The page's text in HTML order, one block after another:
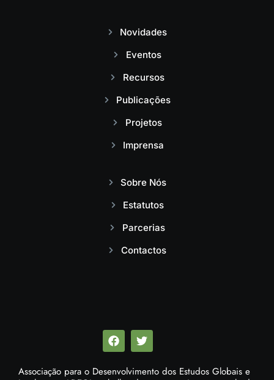
Novidades
Eventos
Recursos
Publicações
Projetos
Imprensa
Sobre Nós
Estatutos
Parcerias
Contactos
Associação para o Desenvolvimento dos Estudos Globais e